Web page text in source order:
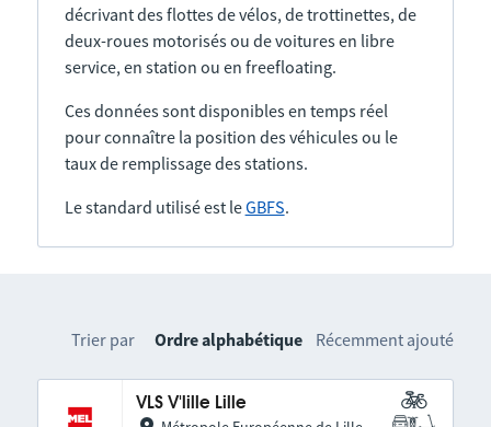
décrivant des flottes de vélos, de trottinettes, de
deux-roues motorisés ou de voitures en libre
service, en station ou en freefloating.
Ces données sont disponibles en temps réel
pour connaître la position des véhicules ou le
taux de remplissage des stations.
Le standard utilisé est leGBFS.
Trier par Ordre alphabétique Récemment ajouté
VLS V'lille Lille